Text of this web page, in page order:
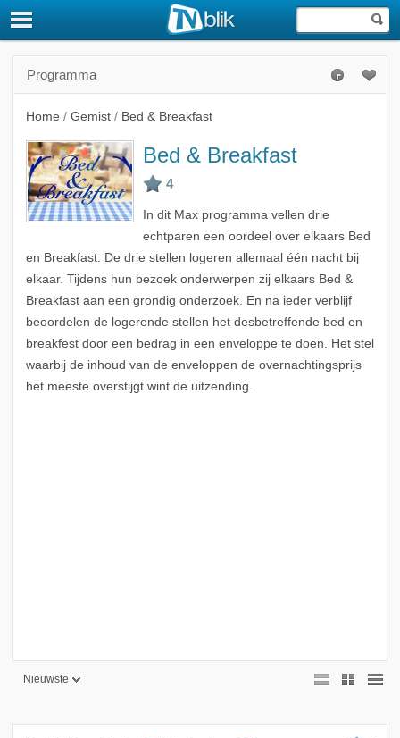
Programma
Home / Gemist / Bed & Breakfast
Bed & Breakfast
In dit Max programma vellen drie
echtparen een oordeel over elkaars Bed
en Breakfast. De drie stellen logeren allemaal één nacht bij
elkaar. Tijdens hun bezoek onderwerpen zij elkaars Bed &
Breakfast aan een grondig onderzoek. En na ieder verblijf
beoordelen de logerende stellen het desbetreffende bed en
breakfest door een bedrag in een enveloppe te doen. Het stel
waarbij de inhoud van de enveloppen de overnachtingsprijs
het meeste overstijgt wint de uitzending.
Nieuwste